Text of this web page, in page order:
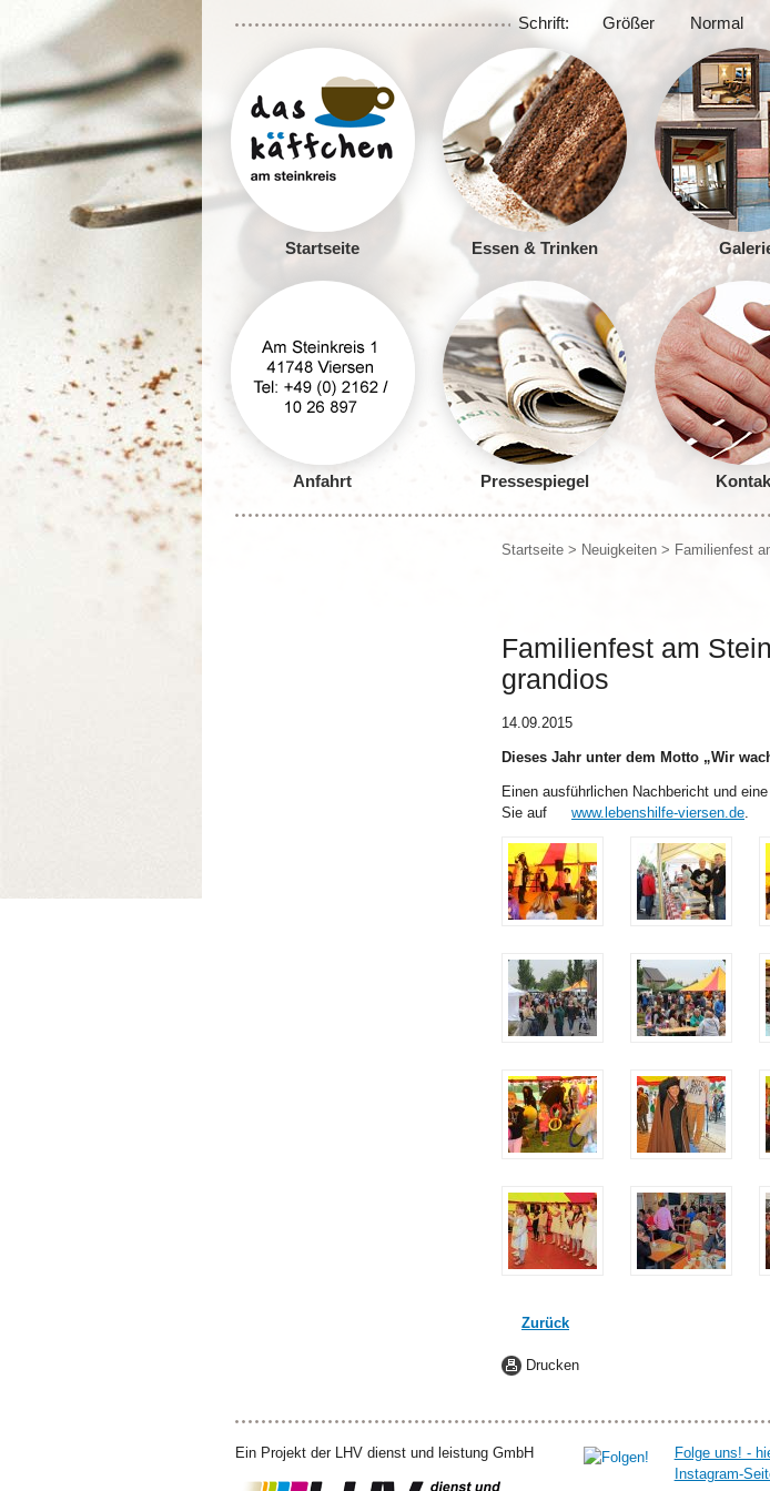
Schrift: Größer Normal
Startseite Essen & Trinken
Anfahrt Pressespiegel
Startseite > Neuigkeiten > Familienfest
Familienfest am
grandios
14.09.2015
Dieses Jahr unter dem Motto „Wir
Einen ausführlichen Nachbericht und
Sie auf
www.lebenshilfe-viersen.de.
Zurück
Drucken
Ein Projekt der LHV dienst und leistung GmbH
Folge uns! -
Instagram-